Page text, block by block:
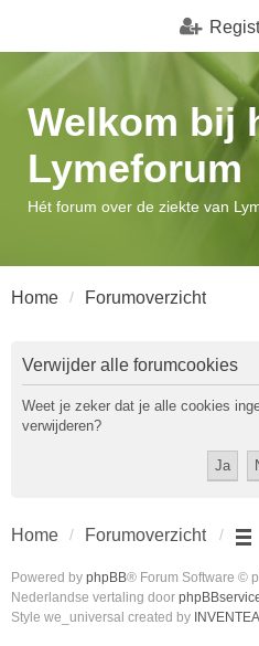
Welkom bij
Lymeforum
Hét forum over de ziekte van
Home Forumoverzicht
Verwijder alle forumcookies
Weet je zeker dat je alle cookies
verwijderen?
Home Forumoverzicht
Powered by phpBB® Forum Software ©
Nederlandse vertaling door
Style we_universal created by INVENTEA